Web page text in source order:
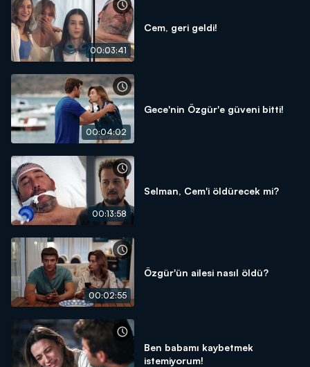
00:03:41
Cem, geri geldi!
00:04:02
Gece'nin Özgür'e güveni bitti!
00:13:58
Selman, Cem'i öldürecek mi?
00:02:55
Özgür'ün ailesi nasıl öldü?
Ben babamı kaybetmek
istemiyorum!